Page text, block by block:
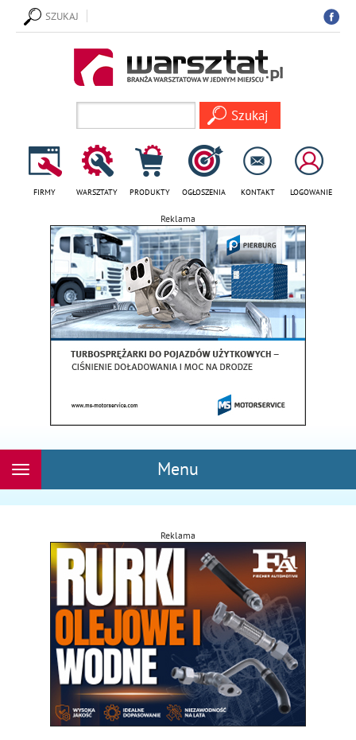
SZUKAJ
FIRMY WARSZTATY PRODUKTY OGŁOSZENIA KONTAKT LOGOWANIE
Reklama
Menu
Rozwiń
Reklama